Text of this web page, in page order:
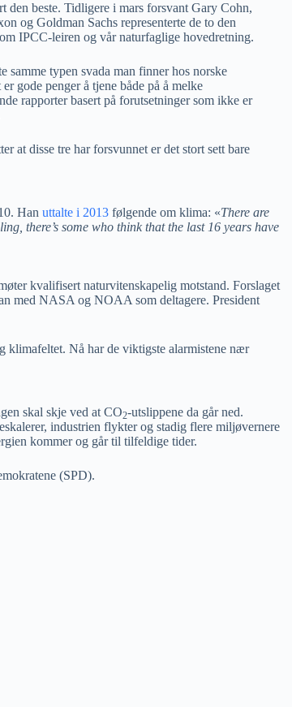
beste. Tidligere i mars forsvant Gary Cohn,
og Goldman Sachs representerte de to den
IPCC-leiren og vår naturfaglige hovedretning.
samme typen svada man finner hos norske
gode penger å tjene både på å melke
rapporter basert på forutsetninger som ikke er
at disse tre har forsvunnet er det stort sett bare
Han uttalte i 2013 følgende om klima: «There are
there’s some who think that the last 16 years have
kvalifisert naturvitenskapelig motstand. Forslaget
med NASA og NOAA som deltagere. President
klimafeltet. Nå har de viktigste alarmistene nær
skal skje ved at CO2-utslippene da går ned.
industrien flykter og stadig flere miljøvernere
kommer og går til tilfeldige tider.
(SPD).